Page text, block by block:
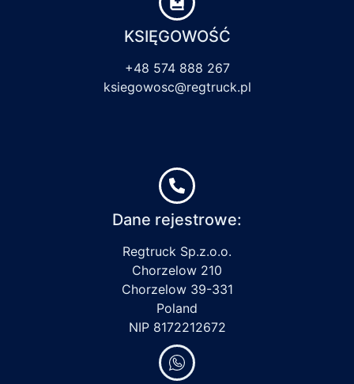
KSIĘGOWOŚĆ
+48 574 888 267
ksiegowosc@regtruck.pl
Dane rejestrowe:
Regtruck Sp.z.o.o.
Chorzelow 210
Chorzelow 39-331
Poland
NIP 8172212672